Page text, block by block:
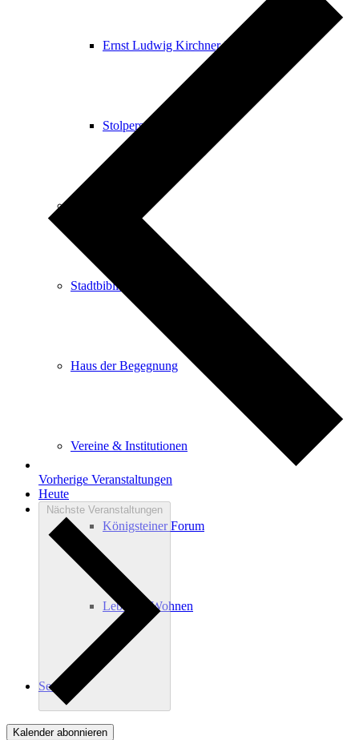
Ernst Ludwig Kirchner in Königstein
Stolpersteine
Stadtbibliothek
Haus der Begegnung
Vereine & Institutionen
Königsteiner Forum
Leben & Wohnen
Service
Vorherige Veranstaltungen
Heute
Nächste Veranstaltungen
Kalender abonnieren